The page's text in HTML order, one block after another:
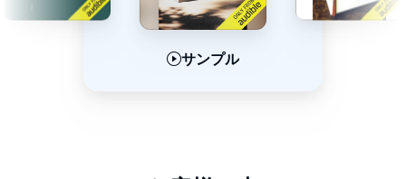
サンプル